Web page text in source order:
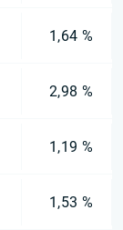
1,64 %
2,98 %
1,19 %
1,53 %